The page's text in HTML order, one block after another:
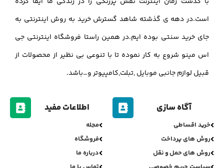
با گذشت زمان اینترنت نقش پررنگی را در زندگی ما ایفا کرده
است.در دهه ی گذشته شاهد گسترش خرید به روش اینترنتی به
جای خرید سنتی بوده ایم.در همین راستا فروشگاه اینترنتی جی
اس مینو شروع به کار نموده تا با تنوعی بی نظیر از محصولات از
قبیل لوازم جانبی موبایل ,تبلت,کامپیوتر و…باشد.
آگاه سازی اطلاعات مفید